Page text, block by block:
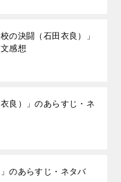
の決闘（石田衣良）」
感想
良）」のあらすじ・ネ
のあらすじ・ネタバ